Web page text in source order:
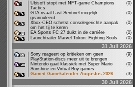
Ubisoft stopt met NFT-game Champions
Tactics
(0)
GTA-rivaal Last Sentinel mogelijk
geannuleerd
(0)
Xbox-CEO schetst consolegerichte aanpak
om het tij te keren
(0)
EA Sports FC 27 duikt in de carrière
(0)
Launchtrailer Marvel Tokon: Fighting Souls
(0)
31 Juli 2026
Sony reageert op kritieken om geen
PlayStation-discs meer uit te brengen
(9)
Nintendo gaat klassiek met Super Mario
Sunshine en Virtual Boy games
(0)
Gamed Gamekalender Augustus 2026
(3)
30 Juli 2026